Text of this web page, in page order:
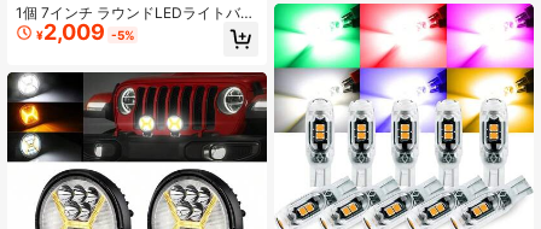
1個 7インチ ラウンドLEDライトバ
ー、2個 201W ドライビングライト
バー フォグライト コンボビーム LED
V、SUV、ハンター用
¥2,009 -5%
車用インジケーターライト電球、LE
Dオートカー電球、車用LEDライト電
球